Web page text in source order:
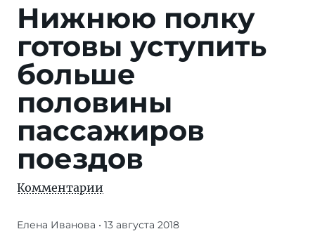
Нижнюю полку
готовы уступить
больше
половины
пассажиров
поездов
Комментарии
Журнал/
Елена Иванова • 13 августа 2018